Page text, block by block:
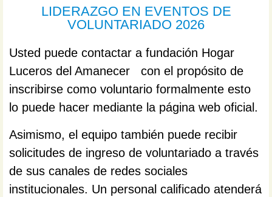
LIDERAZGO EN EVENTOS DE
VOLUNTARIADO 2026
Usted puede contactar a fundación Hogar
Luceros del Amanecer con el propósito de
inscribirse como voluntario formalmente esto
lo puede hacer mediante la página web oficial.
Asimismo, el equipo también puede recibir
solicitudes de ingreso de voluntariado a través
de sus canales de redes sociales
institucionales. Un personal calificado atenderá